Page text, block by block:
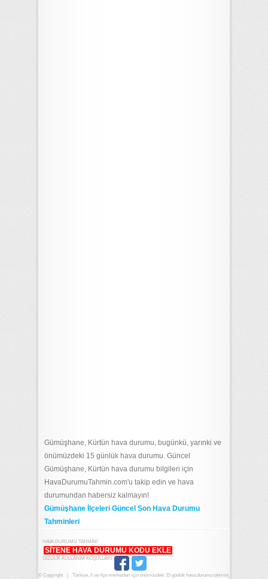
Gümüşhane, Kürtün hava durumu, bugünkü, yarınki ve
önümüzdeki 15 günlük hava durumu. Güncel
Gümüşhane, Kürtün hava durumu bilgileri için
HavaDurumuTahmin.com'u takip edin ve hava
durumundan habersiz kalmayın!
Gümüşhane İlçeleri Güncel Son Hava Durumu
Tahminleri
HAVA DURUMU TAHMINI
SITENE HAVA DURUMU KODU EKLE
GIZLILIK KULLANIM KOŞULLARI
© Copyright
Türkiye, il ve ilçe merkezleri için önümüzdeki 15 günlük hava durumu tahmini,